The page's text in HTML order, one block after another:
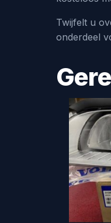
Twijfelt u
onderdeel